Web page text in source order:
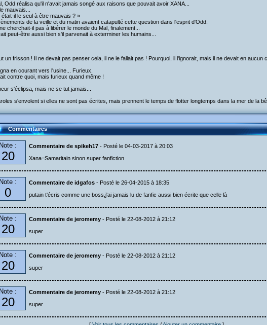
Odd réalisa qu'il n'avait jamais songé aux raisons que pouvait avoir XANA...
mauvais...
était-il le seul à être mauvais ? »
de la veille et du matin avaient catapulté cette question dans l'esprit d'Odd.
cherchait-il pas à libérer le monde du Mal, finalement...
peut-être aussi bien s'il parvenait à exterminer les humains...
un frisson ! Il ne devait pas penser cela, il ne le fallait pas ! Pourquoi, il l'ignorait, mais il ne devait en aucun
en courant vers l'usine... Furieux.
contre quoi, mais furieux quand même !
s'éclipsa, mais ne se tut jamais...
s'envolent si elles ne sont pas écrites, mais prennent le temps de flotter longtemps dans la mer de la
Commentaires
Note :
20
Commentaire de spikeh17 - Posté le 04-03-2017 à 20:03
Xana=Samaritain sinon super fanfiction
Note :
0
Commentaire de idgafos - Posté le 26-04-2015 à 18:35
putain t'écris comme une boss,j'ai jamais lu de fanfic aussi bien écrite que celle là
Note :
20
Commentaire de jeromemy - Posté le 22-08-2012 à 21:12
super
Note :
20
Commentaire de jeromemy - Posté le 22-08-2012 à 21:12
super
Note :
20
Commentaire de jeromemy - Posté le 22-08-2012 à 21:12
super